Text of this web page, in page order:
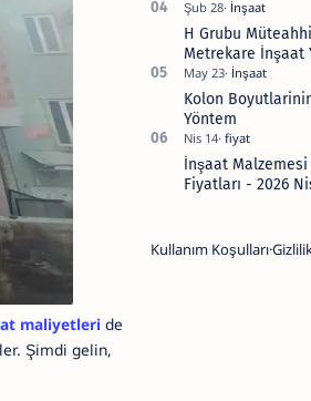
maliyetleri de
Şimdi gelin,
H Grubu
Metrekare İnşaat
Kolon
Yöntem
İnşaat
Fiyatları - 2026
Kullanım Koşulları